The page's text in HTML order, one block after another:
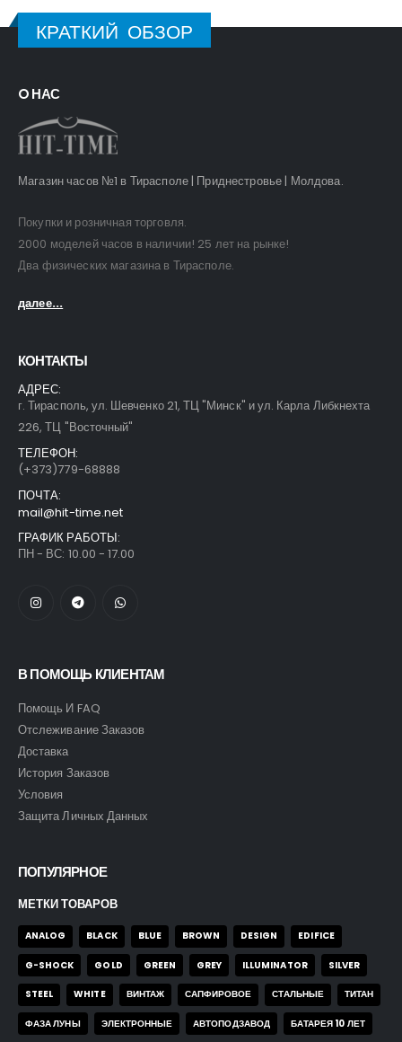
КРАТКИЙ ОБЗОР
O НАС
Магазин часов №1 в Тирасполе | Приднестровье | Молдова.
Покупки и розничная торговля.
2000 моделей часов в наличии! 25 лет на рынке!
Два физических магазина в Тирасполе.
далее...
КОНТАКТЫ
АДРЕС:
г. Тирасполь, ул. Шевченко 21, ТЦ "Минск" и ул. Карла Либкнехта
226, ТЦ "Восточный"
ТЕЛЕФОН:
(+373)779-68888
ПОЧТА:
mail@hit-time.net
ГРАФИК РАБОТЫ:
ПН - ВС: 10.00 - 17.00
В ПОМОЩЬ КЛИЕНТАМ
Помощь И FAQ
Отслеживание Заказов
Доставка
История Заказов
Условия
Защита Личных Данных
ПОПУЛЯРНОЕ
МЕТКИ ТОВАРОВ
ANALOG BLACK BLUE BROWN DESIGN EDIFICE
G-SHOCK GOLD GREEN GREY ILLUMINATOR SILVER
STEEL WHITE ВИНТАЖ САПФИРОВОЕ СТАЛЬНЫЕ ТИТАН
ФАЗА ЛУНЫ ЭЛЕКТРОННЫЕ АВТОПОДЗАВОД БАТАРЕЯ 10 ЛЕТ